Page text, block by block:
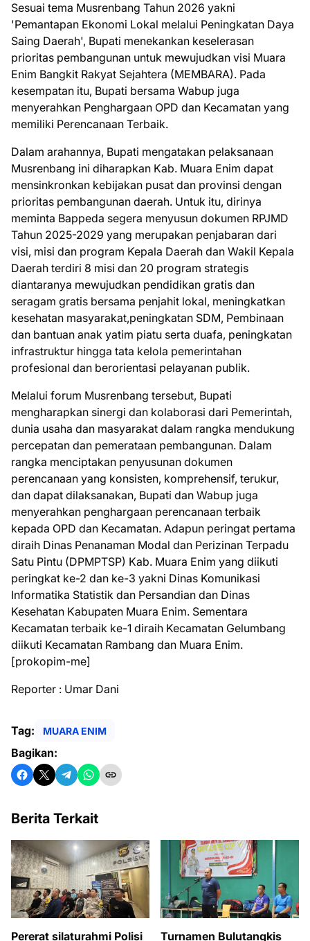
Sesuai tema Musrenbang Tahun 2026 yakni
'Pemantapan Ekonomi Lokal melalui Peningkatan Daya
Saing Daerah', Bupati menekankan keselerasan
prioritas pembangunan untuk mewujudkan visi Muara
Enim Bangkit Rakyat Sejahtera (MEMBARA). Pada
kesempatan itu, Bupati bersama Wabup juga
menyerahkan Penghargaan OPD dan Kecamatan yang
memiliki Perencanaan Terbaik.
Dalam arahannya, Bupati mengatakan pelaksanaan
Musrenbang ini diharapkan Kab. Muara Enim dapat
mensinkronkan kebijakan pusat dan provinsi dengan
prioritas pembangunan daerah. Untuk itu, dirinya
meminta Bappeda segera menyusun dokumen RPJMD
Tahun 2025-2029 yang merupakan penjabaran dari
visi, misi dan program Kepala Daerah dan Wakil Kepala
Daerah terdiri 8 misi dan 20 program strategis
diantaranya mewujudkan pendidikan gratis dan
seragam gratis bersama penjahit lokal, meningkatkan
kesehatan masyarakat,peningkatan SDM, Pembinaan
dan bantuan anak yatim piatu serta duafa, peningkatan
infrastruktur hingga tata kelola pemerintahan
profesional dan berorientasi pelayanan publik.
Melalui forum Musrenbang tersebut, Bupati
mengharapkan sinergi dan kolaborasi dari Pemerintah,
dunia usaha dan masyarakat dalam rangka mendukung
percepatan dan pemerataan pembangunan. Dalam
rangka menciptakan penyusunan dokumen
perencanaan yang konsisten, komprehensif, terukur,
dan dapat dilaksanakan, Bupati dan Wabup juga
menyerahkan penghargaan perencanaan terbaik
kepada OPD dan Kecamatan. Adapun peringat pertama
diraih Dinas Penanaman Modal dan Perizinan Terpadu
Satu Pintu (DPMPTSP) Kab. Muara Enim yang diikuti
peringkat ke-2 dan ke-3 yakni Dinas Komunikasi
Informatika Statistik dan Persandian dan Dinas
Kesehatan Kabupaten Muara Enim. Sementara
Kecamatan terbaik ke-1 diraih Kecamatan Gelumbang
diikuti Kecamatan Rambang dan Muara Enim.
[prokopim-me]
Reporter : Umar Dani
Tag: MUARA ENIM
Bagikan:
Berita Terkait
Pererat silaturahmi Polisi Turnamen Bulutangkis